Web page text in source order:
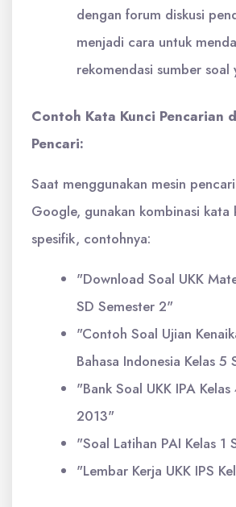
dengan forum diskusi
menjadi cara untuk
rekomendasi sumber soal
Contoh Kata Kunci Pencarian
Pencari:
Saat menggunakan mesin
Google, gunakan kombinasi kata
spesifik, contohnya:
"Download Soal UKK
SD Semester 2"
"Contoh Soal Ujian
Bahasa Indonesia Kelas 5
"Bank Soal UKK IPA
2013"
"Soal Latihan PAI Kelas 1
"Lembar Kerja UKK IPS